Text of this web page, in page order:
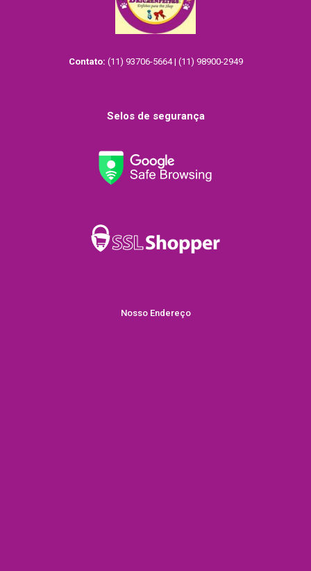
Contato: (11) 93706-5664 | (11) 98900-2949
Selos de segurança
Nosso Endereço